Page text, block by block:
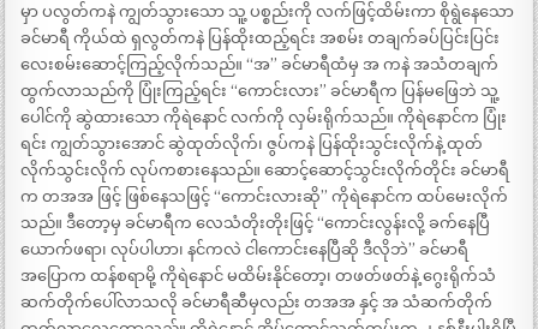
မှာ ပလွတ်ကနဲ ကျွတ်သွားသော သူ့ ပစ္စည်းကို လက်ဖြင့်ထိမ်းကာ စိုရွဲနေသော
ခင်မာရီ ကိုယ်ထဲ ရှလွတ်ကနဲ ပြန်ထိုးထည့်ရင်း အစမ်း တချက်ခပ်ပြင်းပြင်း
လေးစမ်းဆောင့်ကြည့်လိုက်သည်။ “အ” ခင်မာရီထံမှ အ ကနဲ အသံတချက်
ထွက်လာသည်ကို ပြုံးကြည့်ရင်း “ကောင်းလား” ခင်မာရီက ပြန်မဖြေဘဲ သူ့
ပေါင်ကို ဆွဲထားသော ကိုရဲနောင် လက်ကို လှမ်းရိုက်သည်။ ကိုရဲနောင်က ပြုံး
ရင်း ကျွတ်သွားအောင် ဆွဲထုတ်လိုက်၊ ဇွပ်ကနဲ ပြန်ထိုးသွင်းလိုက်နဲ့ ထုတ်
လိုက်သွင်းလိုက် လုပ်ကစားနေသည်။ ဆောင့်ဆောင့်သွင်းလိုက်တိုင်း ခင်မာရီ
က တအအ ဖြင့် ဖြစ်နေသဖြင့် “ကောင်းလားဆို” ကိုရဲနောင်က ထပ်မေးလိုက်
သည်။ ဒီတော့မှ ခင်မာရီက လေသံတိုးတိုးဖြင့် “ကောင်းလွန်းလို့ ခက်နေပြီ
ယောက်ဖရာ၊ လုပ်ပါဟာ၊ နင်ကလဲ ငါကောင်းနေပြီဆို ဒီလိုဘဲ” ခင်မာရီ
အပြောက ထန်စရာမို့ ကိုရဲနောင် မထိမ်းနိုင်တော့၊ တဖတ်ဖတ်နဲ့ ဂွေးရိုက်သံ
ဆက်တိုက်ပေါ်လာသလို ခင်မာရီဆီမှလည်း တအအ နှင့် အ သံဆက်တိုက်